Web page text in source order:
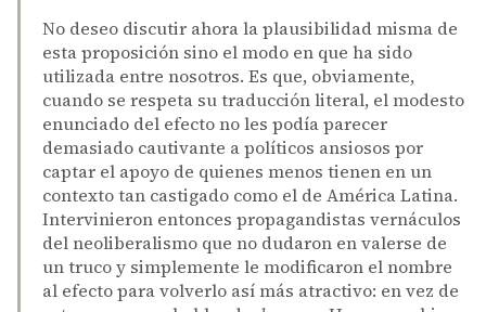
No deseo discutir ahora la plausibilidad misma de
esta proposición sino el modo en que ha sido
utilizada entre nosotros. Es que, obviamente,
cuando se respeta su traducción literal, el modesto
enunciado del efecto no les podía parecer
demasiado cautivante a políticos ansiosos por
captar el apoyo de quienes menos tienen en un
contexto tan castigado como el de América Latina.
Intervinieron entonces propagandistas vernáculos
del neoliberalismo que no dudaron en valerse de
un truco y simplemente le modificaron el nombre
al efecto para volverlo así más atractivo: en vez de